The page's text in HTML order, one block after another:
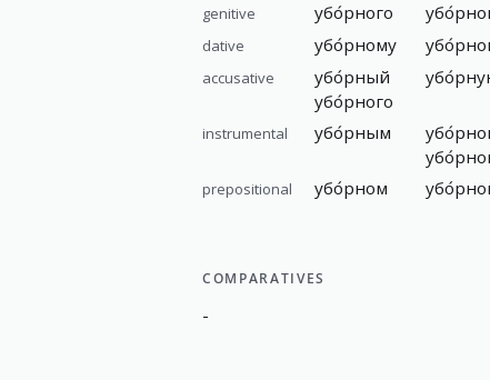
genitive убо́рного
dative убо́рному
accusative
убо́рный
убо́рного
instrumental убо́рным
prepositional убо́рном
COMPARATIVES
-